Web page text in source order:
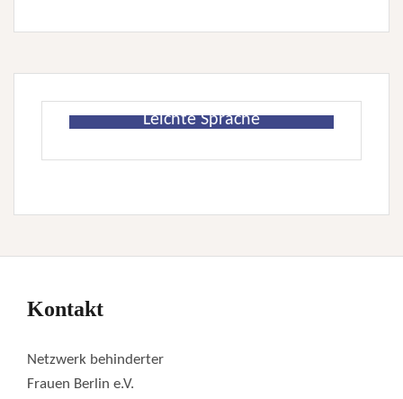
Leichte Sprache
Kontakt
Netzwerk behinderter
Frauen Berlin e.V.